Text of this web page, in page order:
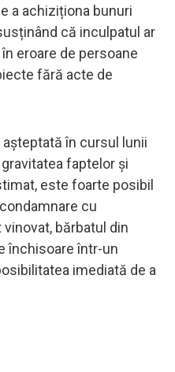
a achiziționa bunuri
că inculpatul ar
eroare de persoane
fără acte de
în cursul lunii
faptelor și
este foarte posibil
cu
bărbatul din
închisoare într-un
imediată de a